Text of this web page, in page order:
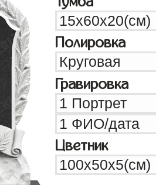
Полировка
Гравировка
Цветник